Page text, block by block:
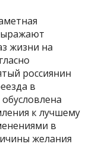
жизни на
россиянин
в
к лучшему
в
желания